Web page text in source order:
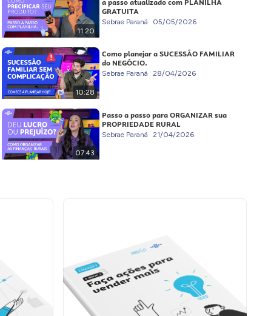
11:20
a passo atualizado com PLANILHA
GRATUITA
Sebrae Paraná 05/05/2026
10:28
Como planejar a SUCESSÃO FAMILIAR
do NEGÓCIO.
Sebrae Paraná 28/04/2026
07:43
Passo a passo para ORGANIZAR sua
PROPRIEDADE RURAL
Sebrae Paraná 21/04/2026